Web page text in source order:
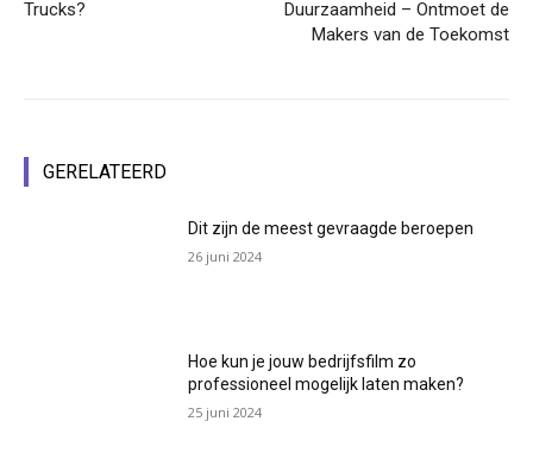
Trucks?
Duurzaamheid – Ontmoet de
Makers van de Toekomst
GERELATEERD
Dit zijn de meest gevraagde beroepen
26 juni 2024
Hoe kun je jouw bedrijfsfilm zo
professioneel mogelijk laten maken?
25 juni 2024